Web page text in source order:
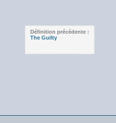
Définition précédente :
The Guilty